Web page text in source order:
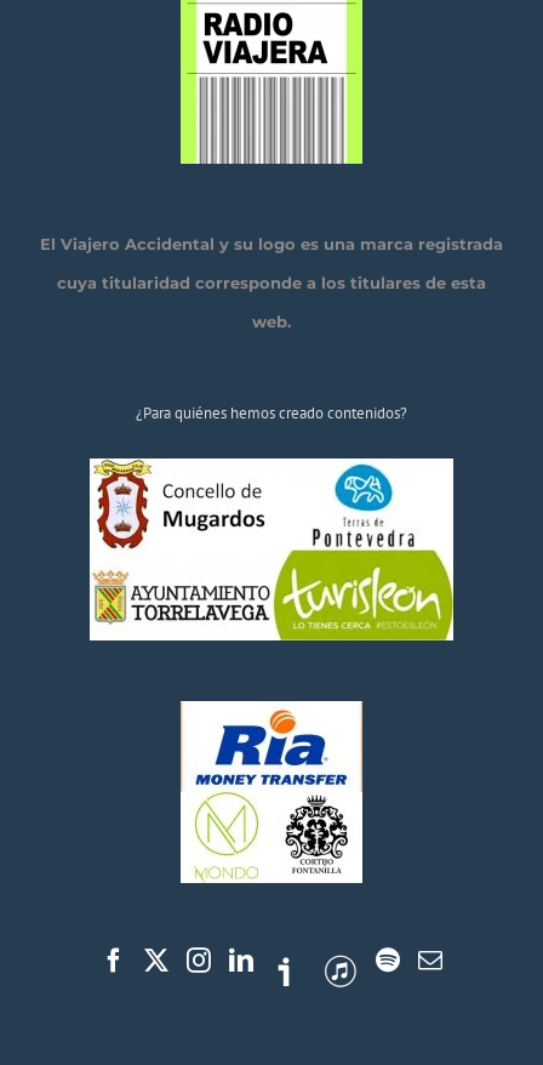
El Viajero Accidental y su logo es una marca registrada
cuya titularidad corresponde a los titulares de esta
web.
¿Para quiénes hemos creado contenidos?